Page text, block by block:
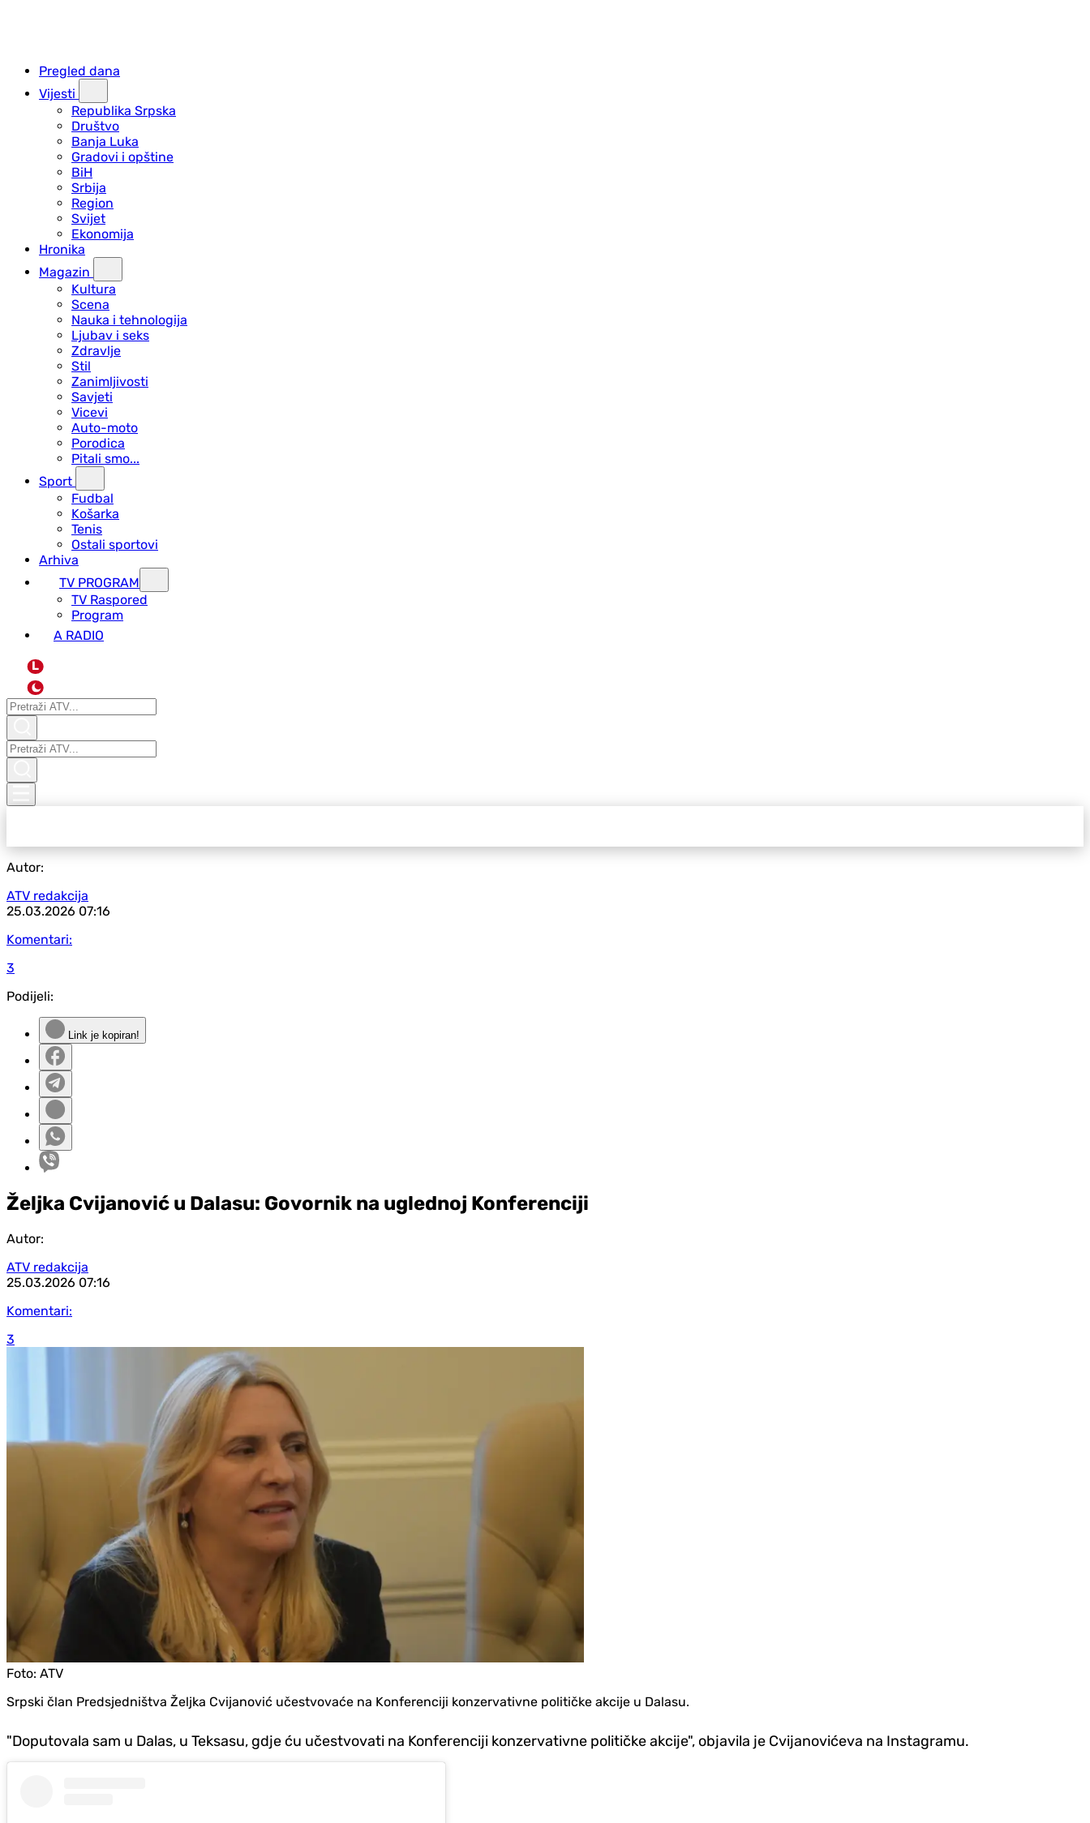
Pregled dana
Vijesti
Republika Srpska
Društvo
Banja Luka
Gradovi i opštine
BiH
Srbija
Region
Svijet
Ekonomija
Hronika
Magazin
Kultura
Scena
Nauka i tehnologija
Ljubav i seks
Zdravlje
Stil
Zanimljivosti
Savjeti
Vicevi
Auto-moto
Porodica
Pitali smo...
Sport
Fudbal
Košarka
Tenis
Ostali sportovi
Arhiva
TV PROGRAM
ТV Raspored
Program
A RADIO
L
Autor:
ATV redakcija
25.03.2026 07:16
Komentari:
3
Podijeli:
Link je kopiran!
Željka Cvijanović u Dalasu: Govornik na uglednoj Konferenciji
Autor:
ATV redakcija
25.03.2026 07:16
Komentari:
3
Foto: ATV
Srpski član Predsjedništva Željka Cvijanović učestvovaće na Konferenciji konzervativne političke akcije u Dalasu.
"Doputovala sam u Dalas, u Teksasu, gdje ću učestvovati na Konferenciji konzervativne političke akcije", objavila je Cvijanovićeva na Instagramu.